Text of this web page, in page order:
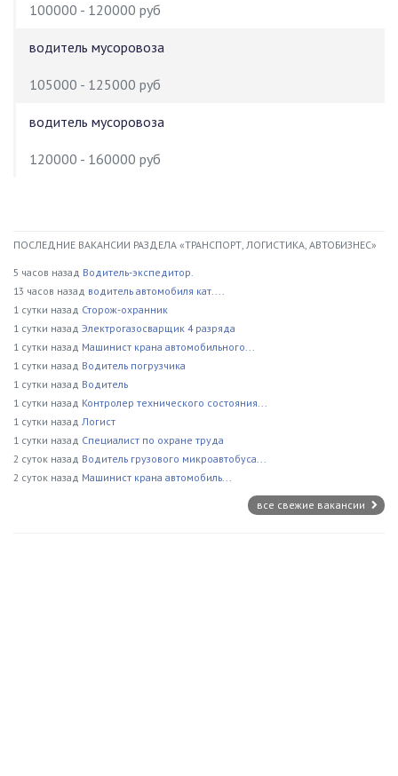
100000 - 120000 руб
водитель мусоровоза
105000 - 125000 руб
водитель мусоровоза
120000 - 160000 руб
ПОСЛЕДНИЕ ВАКАНСИИ РАЗДЕЛА «ТРАНСПОРТ, ЛОГИСТИКА, АВТОБИЗНЕС»
5 часов назад Водитель-экспедитор.
13 часов назад водитель автомобиля кат....
1 сутки назад Сторож-охранник
1 сутки назад Электрогазосварщик 4 разряда
1 сутки назад Машинист крана автомобильного...
1 сутки назад Водитель погрузчика
1 сутки назад Водитель
1 сутки назад Контролер технического состояния...
1 сутки назад Логист
1 сутки назад Специалист по охране труда
2 суток назад Водитель грузового микроавтобуса...
2 суток назад Машинист крана автомобиль...
все свежие вакансии